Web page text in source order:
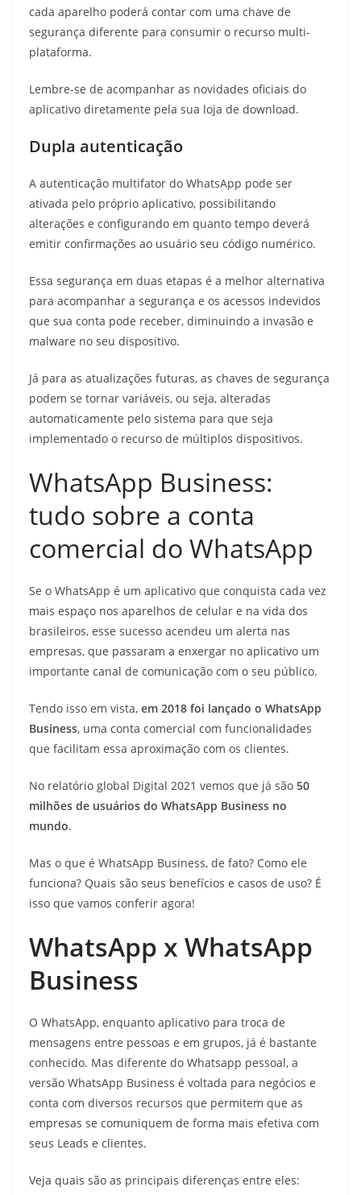
cada aparelho poderá contar com uma chave de
segurança diferente para consumir o recurso multi-
plataforma.
Lembre-se de acompanhar as novidades oficiais do
aplicativo diretamente pela sua loja de download.
Dupla autenticação
A autenticação multifator do WhatsApp pode ser
ativada pelo próprio aplicativo, possibilitando
alterações e configurando em quanto tempo deverá
emitir confirmações ao usuário seu código numérico.
Essa segurança em duas etapas é a melhor alternativa
para acompanhar a segurança e os acessos indevidos
que sua conta pode receber, diminuindo a invasão e
malware no seu dispositivo.
Já para as atualizações futuras, as chaves de segurança
podem se tornar variáveis, ou seja, alteradas
automaticamente pelo sistema para que seja
implementado o recurso de múltiplos dispositivos.
WhatsApp Business:
tudo sobre a conta
comercial do WhatsApp
Se o WhatsApp é um aplicativo que conquista cada vez
mais espaço nos aparelhos de celular e na vida dos
brasileiros, esse sucesso acendeu um alerta nas
empresas, que passaram a enxergar no aplicativo um
importante canal de comunicação com o seu público.
Tendo isso em vista, em 2018 foi lançado o WhatsApp
Business, uma conta comercial com funcionalidades
que facilitam essa aproximação com os clientes.
No relatório global Digital 2021 vemos que já são 50
milhões de usuários do WhatsApp Business no
mundo.
Mas o que é WhatsApp Business, de fato? Como ele
funciona? Quais são seus benefícios e casos de uso? É
isso que vamos conferir agora!
WhatsApp x WhatsApp
Business
O WhatsApp, enquanto aplicativo para troca de
mensagens entre pessoas e em grupos, já é bastante
conhecido. Mas diferente do Whatsapp pessoal, a
versão WhatsApp Business é voltada para negócios e
conta com diversos recursos que permitem que as
empresas se comuniquem de forma mais efetiva com
seus Leads e clientes.
Veja quais são as principais diferenças entre eles: